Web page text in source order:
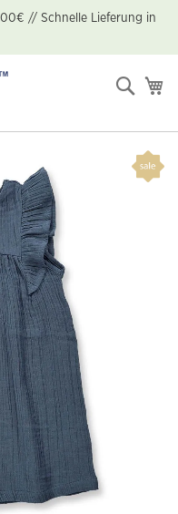
// Schnelle Lieferung in
Suche